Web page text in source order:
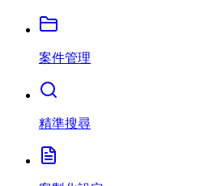
案件管理
精準搜尋